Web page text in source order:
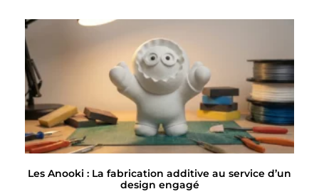
Les Anooki : La fabrication additive au service d’un
design engagé